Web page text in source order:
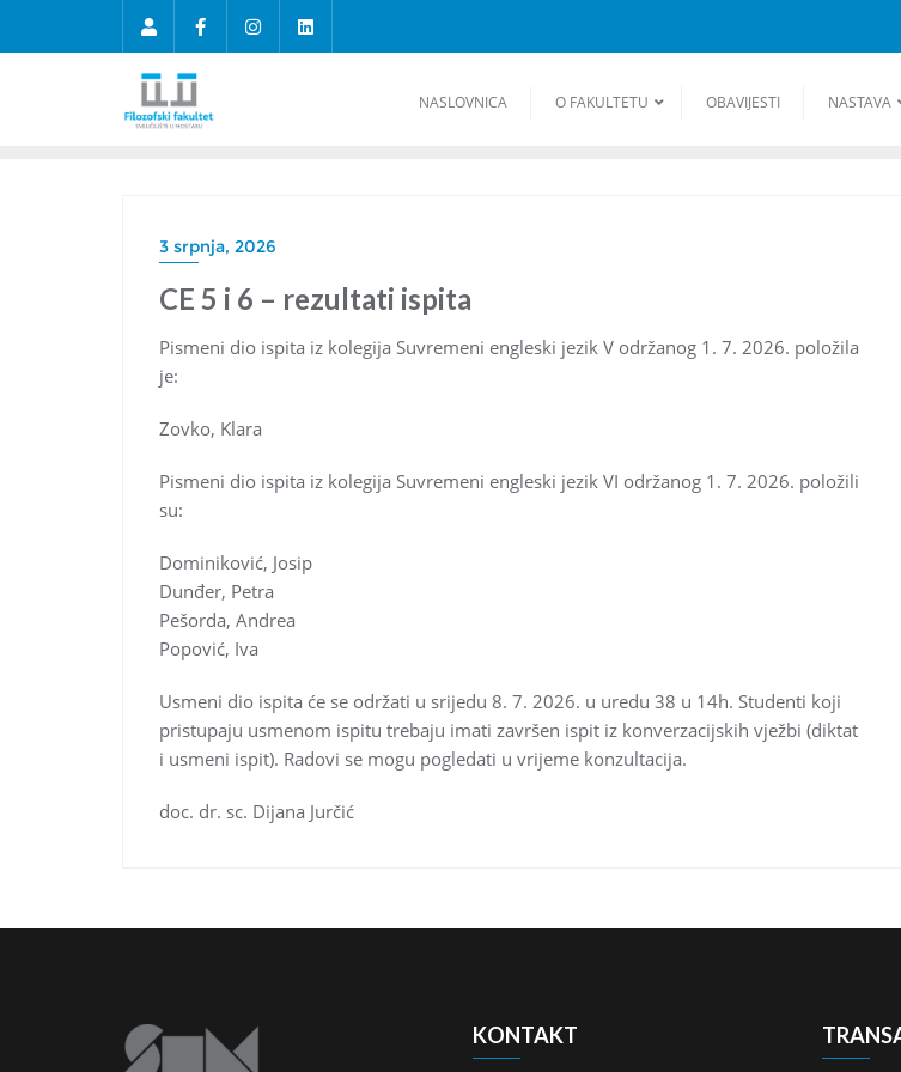
NASLOVNICA O FAKULTETU OBAVIJESTI NASTAVA
3 srpnja, 2026
CE 5 i 6 – rezultati ispita
Pismeni dio ispita iz kolegija Suvremeni engleski jezik V održanog 1. 7. 2026. položila
je:
Zovko, Klara
Pismeni dio ispita iz kolegija Suvremeni engleski jezik VI održanog 1. 7. 2026. položili
su:
Dominiković, Josip
Dunđer, Petra
Pešorda, Andrea
Popović, Iva
Usmeni dio ispita će se održati u srijedu 8. 7. 2026. u uredu 38 u 14h. Studenti koji
pristupaju usmenom ispitu trebaju imati završen ispit iz konverzacijskih vježbi (diktat
i usmeni ispit). Radovi se mogu pogledati u vrijeme konzultacija.
doc. dr. sc. Dijana Jurčić
KONTAKT